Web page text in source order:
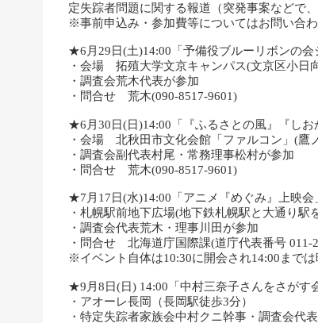
定失踪者問題に関する報道（突発事案などで
※事前申込み・参加費等についてはお問い合
★6月29日(土)14:00「予備役ブルーリボンの
・会場 拓殖大学文京キャンパス(文京区小
・調査会荒木代表が参加
・問合せ 荒木(090-8517-9601)
★6月30日(日)14:00「『ふるさとの風』『し
・会場 北秋田市文化会館「ファルコン」(
・調査会副代表村尾・常務理事松村が参加
・問合せ 荒木(090-8517-9601)
★7月17日(水)14:00「アニメ『めぐみ』上映
・札幌駅前地下広場(地下鉄札幌駅と大通り
・調査会代表荒木・理事川田が参加
・問合せ 北海道庁国際課(道庁代表番号 011-
※イベント自体は10:30に開会され14:00までは
★9月8日(日) 14:00「中村三奈子さんをさがす
・アオーレ長岡（長岡駅徒歩3分）
・特定失踪者家族会中村クニ幹事・調査会代